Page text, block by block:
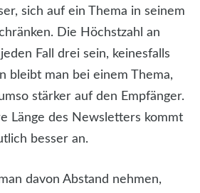
sich auf ein Thema in seinem
Die Höchstzahl an
Fall drei sein, keinesfalls
bleibt man bei einem Thema,
stärker auf den Empfänger.
Länge des Newsletters kommt
besser an.
davon Abstand nehmen,